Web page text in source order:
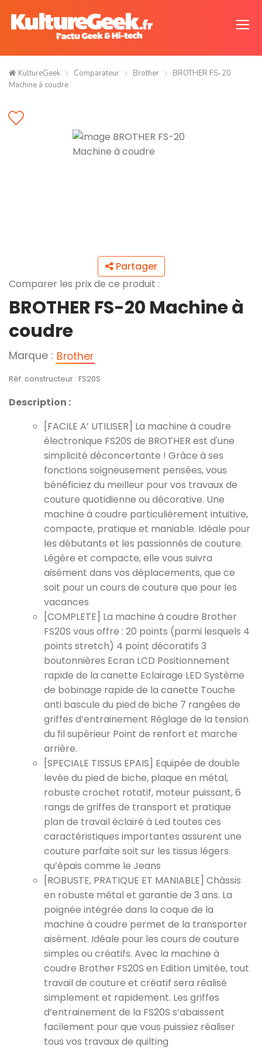
KultureGeek Comparateur Brother
BROTHER FS-20
Machine à coudre
Partager
Comparer les prix de ce produit :
BROTHER FS-20 Machine à
coudre
Marque : Brother
Réf. constructeur : FS20S
Description :
[FACILE A’ UTILISER] La machine à coudre
électronique FS20S de BROTHER est d'une
simplicité déconcertante ! Grâce à ses
fonctions soigneusement pensées, vous
bénéficiez du meilleur pour vos travaux de
couture quotidienne ou décorative. Une
machine à coudre particulièrement intuitive,
compacte, pratique et maniable. Idéale pour
les débutants et les passionnés de couture.
Légère et compacte, elle vous suivra
aisément dans vos déplacements, que ce
soit pour un cours de couture que pour les
vacances
[COMPLETE] La machine à coudre Brother
FS20S vous offre : 20 points (parmi lesquels 4
points stretch) 4 point décoratifs 3
boutonnières Ecran LCD Positionnement
rapide de la canette Eclairage LED Système
de bobinage rapide de la canette Touche
anti bascule du pied de biche 7 rangées de
griffes d’entrainement Réglage de la tension
du fil supérieur Point de renfort et marche
arrière.
[SPECIALE TISSUS EPAIS] Equipée de double
levée du pied de biche, plaque en métal,
robuste crochet rotatif, moteur puissant, 6
rangs de griffes de transport et pratique
plan de travail éclairé à Led toutes ces
caractéristiques importantes assurent une
couture parfaite soit sur les tissus légers
qu’épais comme le Jeans
[ROBUSTE, PRATIQUE ET MANIABLE] Châssis
en robuste métal et garantie de 3 ans. La
poignée intégrée dans la coque de la
machine à coudre permet de la transporter
aisément. Idéale pour les cours de couture
simples ou créatifs. Avec la machine à
coudre Brother FS20S en Edition Limitée, tout
travail de couture et créatif sera réalisé
simplement et rapidement. Les griffes
d’entrainement de la FS20S s’abaissent
facilement pour que vous puissiez réaliser
tous vos travaux de quilting